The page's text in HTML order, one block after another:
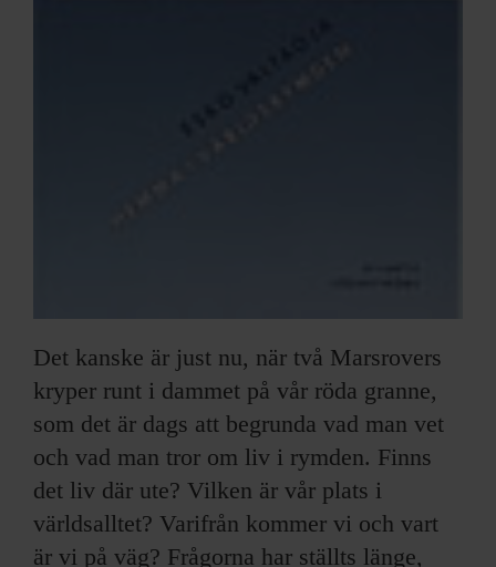
Det kanske är just nu, när två Marsrovers
kryper runt i dammet på vår röda granne,
som det är dags att begrunda vad man vet
och vad man tror om liv i rymden. Finns
det liv där ute? Vilken är vår plats i
världsalltet? Varifrån kommer vi och vart
är vi på väg? Frågorna har ställts länge,